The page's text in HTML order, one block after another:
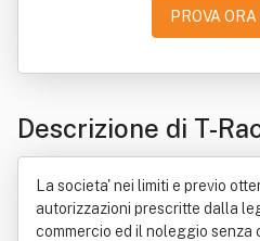
PROVA
Descrizione di T-
La societa' nei limiti e previo
autorizzazioni prescritte dalla
commercio ed il noleggio